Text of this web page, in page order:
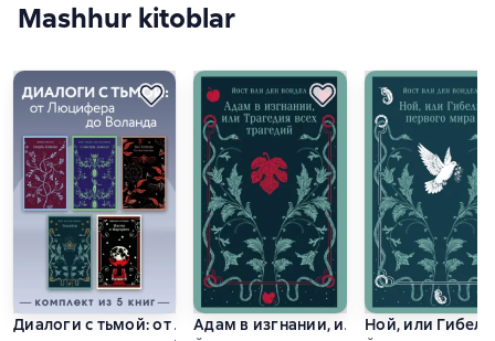
Mashhur kitoblar
Диалоги с тьмой: от Люцифера до Воланда. Комплект из 5
Адам в изгнании, или Трагедия всех
Ной, или